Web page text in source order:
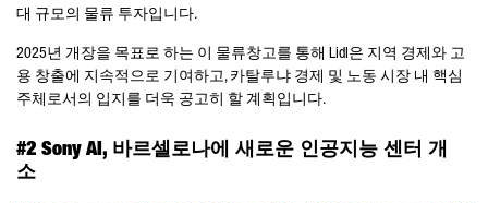
대 규모의 물류 투자입니다.
2025년 개장을 목표로 하는 이 물류창고를 통해 Lidl은 지역 경제와 고
용 창출에 지속적으로 기여하고, 카탈루냐 경제 및 노동 시장 내 핵심
주체로서의 입지를 더욱 공고히 할 계획입니다.
#2 Sony AI, 바르셀로나에 새로운 인공지능 센터 개
소